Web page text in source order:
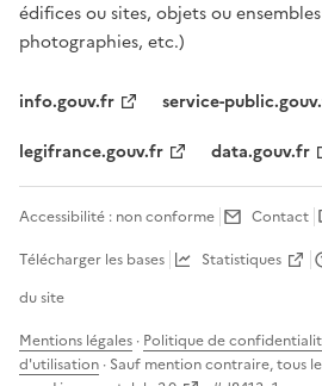
édifices ou sites, objets ou
photographies, etc.)
info.gouv.fr
service-
legifrance.gouv.fr
data.gouv.fr
Accessibilité : non conforme Contact
Télécharger les bases
Statistiques
du site
Mentions légales · Politique de
d'utilisation · Sauf mention contraire, tous